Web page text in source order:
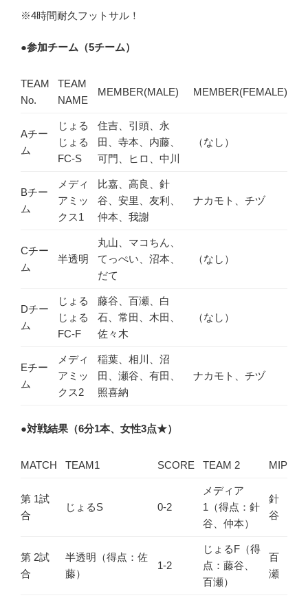
※4時間耐久フットサル！
●参加チーム（5チーム）
TEAM
No.
TEAM
NAME
MEMBER(MALE) MEMBER(FEMALE)
Aチー
ム
じょる
じょる
FC-S
住吉、引頭、永
田、寺本、内藤、
可門、ヒロ、中川
（なし）
Bチー
ム
メディ
アミッ
クス1
比嘉、高良、針
谷、安里、友利、
仲本、我謝
ナカモト、チヅ
Cチー
ム
半透明
丸山、マコちん、
てっぺい、沼本、
だて
（なし）
Dチー
ム
じょる
じょる
FC-F
藤谷、百瀬、白
石、常田、木田、
佐々木
（なし）
Eチー
ム
メディ
アミッ
クス2
稲葉、相川、沼
田、瀬谷、有田、
照喜納
ナカモト、チヅ
●対戦結果（6分1本、女性3点★）
MATCH TEAM1 SCORE TEAM 2 MIP
第 1試
合
じょるS 0-2
メディア
1（得点：針
谷、仲本）
針
谷
第 2試
合
半透明（得点：佐
藤）
1-2
じょるF（得
点：藤谷、
百瀬）
百
瀬